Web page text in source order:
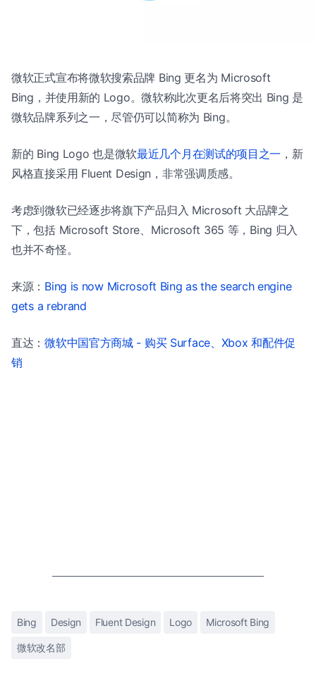
微软正式宣布将微软搜索品牌 Bing 更名为 Microsoft
Bing，并使用新的 Logo。微软称此次更名后将突出 Bing 是
微软品牌系列之一，尽管仍可以简称为 Bing。
新的 Bing Logo 也是微软最近几个月在测试的项目之一 ，新
风格直接采用 Fluent Design，非常强调质感。
考虑到微软已经逐步将旗下产品归入 Microsoft 大品牌之
下，包括 Microsoft Store、Microsoft 365 等，Bing 归入
也并不奇怪。
来源： Bing is now Microsoft Bing as the search engine
gets a rebrand
直达：微软中国官方商城 - 购买 Surface、Xbox 和配件促
销
Bing Design Fluent Design Logo Microsoft Bing
微软改名部